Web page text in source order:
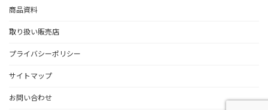
商品資料
取り扱い販売店
プライバシーポリシー
サイトマップ
お問い合わせ